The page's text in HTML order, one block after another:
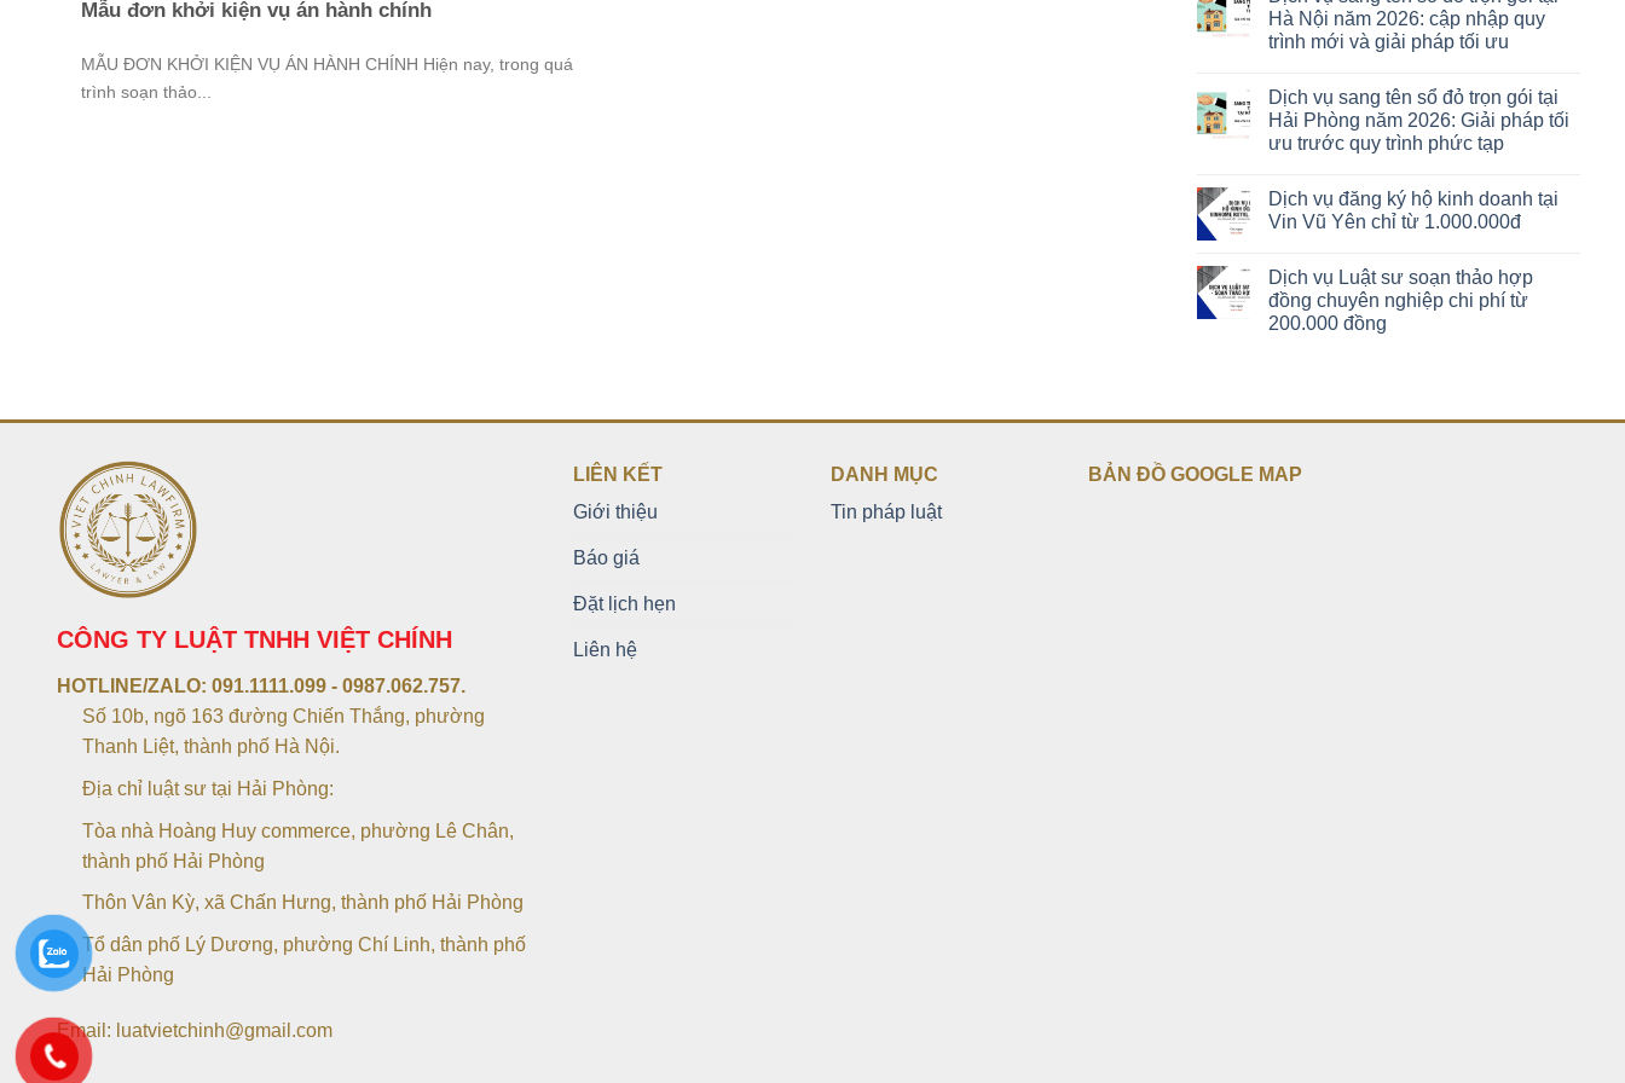
Mẫu đơn khởi kiện vụ án hành chính
MẪU ĐƠN KHỞI KIỆN VỤ ÁN HÀNH CHÍNH Hiện nay, trong quá
trình soạn thảo...
Hà Nội năm 2026: cập nhập quy
trình mới và giải pháp tối ưu
Dịch vụ sang tên sổ đỏ trọn gói tại
Hải Phòng năm 2026: Giải pháp tối
ưu trước quy trình phức tạp
Dịch vụ đăng ký hộ kinh doanh tại
Vin Vũ Yên chỉ từ 1.000.000đ
Dịch vụ Luật sư soạn thảo hợp
đồng chuyên nghiệp chi phí từ
200.000 đồng
CÔNG TY LUẬT TNHH VIỆT CHÍNH
HOTLINE/ZALO: 091.1111.099 - 0987.062.757.
Số 10b, ngõ 163 đường Chiến Thắng, phường
Thanh Liệt, thành phố Hà Nội.
Địa chỉ luật sư tại Hải Phòng:
Tòa nhà Hoàng Huy commerce, phường Lê Chân,
thành phố Hải Phòng
Thôn Vân Kỳ, xã Chấn Hưng, thành phố Hải Phòng
Tổ dân phố Lý Dương, phường Chí Linh, thành phố
Hải Phòng
Email: luatvietchinh@gmail.com
LIÊN KẾT
Giới thiệu
Báo giá
Đặt lịch hẹn
Liên hệ
DANH MỤC
Tin pháp luật
BẢN ĐỒ GOOGLE MAP